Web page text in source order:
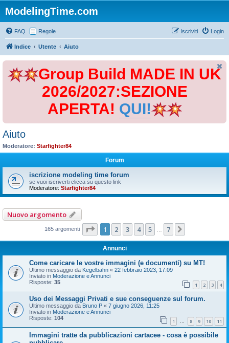
ModelingTime.com
FAQ Regole Login
Iscriviti
Indice Utente Aiuto
Group Build MADE IN UK
2026/2027:SEZIONE
APERTA! QUI!
Aiuto
Moderatore: Starfighter84
Forum
iscrizione modeling time forum
se vuoi iscriverti clicca su questo link
Moderatore: Starfighter84
Nuovo argomento
165 argomenti Pagina di
1 2 3 4 5 7
Annunci
Come caricare le vostre immagini (e documenti) su MT!
Ultimo messaggio da Kegelbahn « 22 febbraio 2023, 17:09
Inviato in Moderazione e Annunci
Risposte: 35 1 2 3 4
Uso dei Messaggi Privati e sue conseguenze sul forum.
Ultimo messaggio da Bruno P « 7 giugno 2026, 11:25
Inviato in Moderazione e Annunci
Risposte: 104 1 … 8 9 10 11
Immagini tratte da pubblicazioni cartacee - cosa è possibile